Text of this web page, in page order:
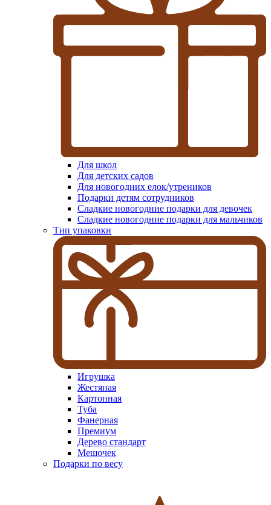
Для школ
Для детских садов
Для новогодних елок/утреников
Подарки детям сотрудников
Сладкие новогодние подарки для девочек
Сладкие новогодние подарки для мальчиков
Тип упаковки
Игрушка
Жестяная
Картонная
Туба
Фанерная
Премиум
Дерево стандарт
Мешочек
Подарки по весу